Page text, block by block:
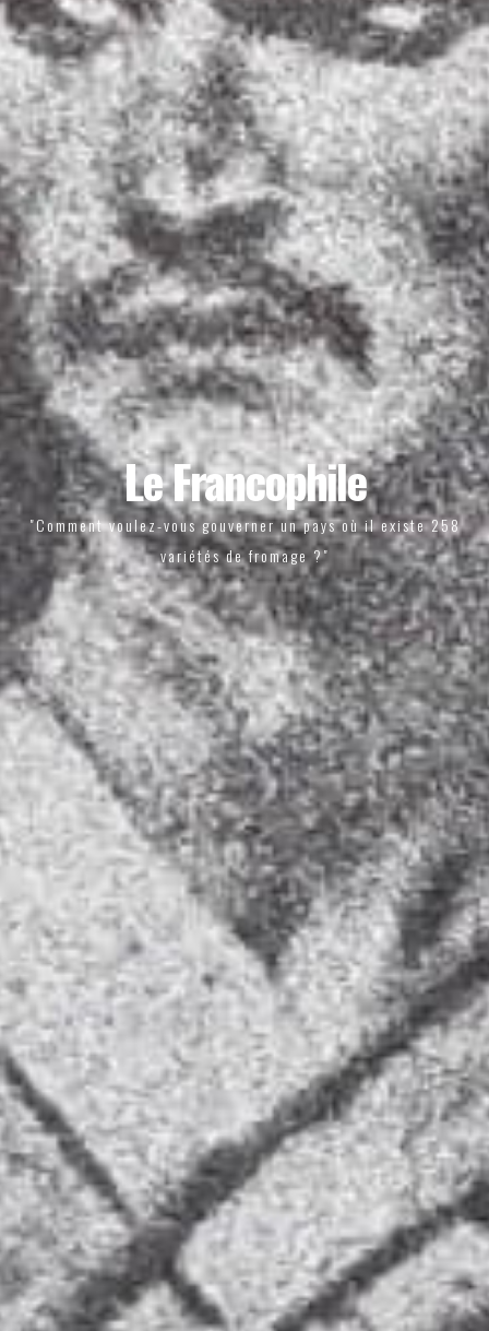
Le Francophile
"Comment voulez-vous gouverner un pays où il existe 258
variétés de fromage ?"